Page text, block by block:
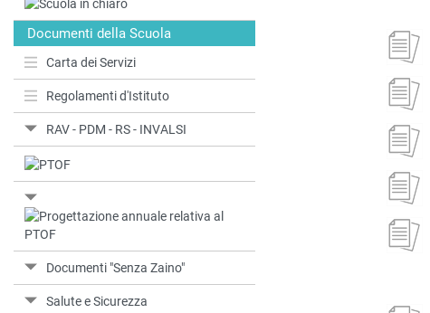
Documenti della Scuola
Carta dei Servizi
Regolamenti d'Istituto
RAV - PDM - RS - INVALSI
Documenti "Senza Zaino"
Salute e Sicurezza